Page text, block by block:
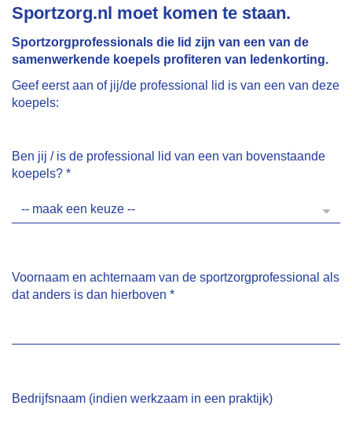
Sportzorg.nl moet komen te staan.
Sportzorgprofessionals die lid zijn van een van de
samenwerkende koepels profiteren van ledenkorting.
Geef eerst aan of jij/de professional lid is van een van deze
koepels:
Ben jij / is de professional lid van een van bovenstaande
koepels? *
Voornaam en achternaam van de sportzorgprofessional als
dat anders is dan hierboven *
Bedrijfsnaam (indien werkzaam in een praktijk)